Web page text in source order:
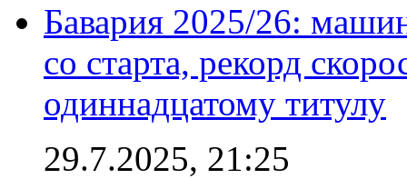
Бавария 2025/26:
со старта, рекорд
одиннадцатому титулу
29.7.2025, 21:25